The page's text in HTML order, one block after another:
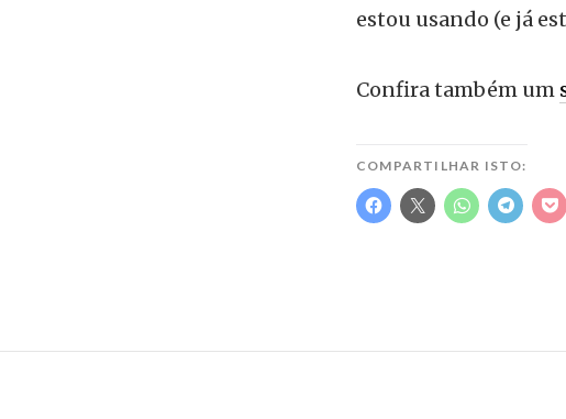
estou usando (e já
Confira também um
COMPARTILHAR ISTO: